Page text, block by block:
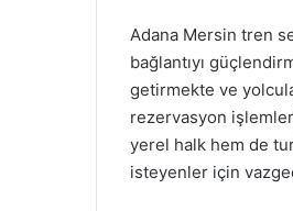
Adana Mersin tren
bağlantıyı
getirmekte ve
rezervasyon
yerel halk hem de
isteyenler için